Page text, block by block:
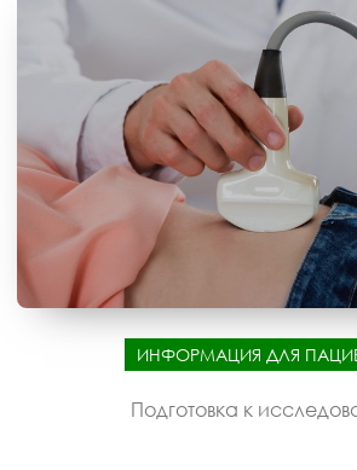
ИНФОРМАЦИЯ ДЛЯ
Подготовка к